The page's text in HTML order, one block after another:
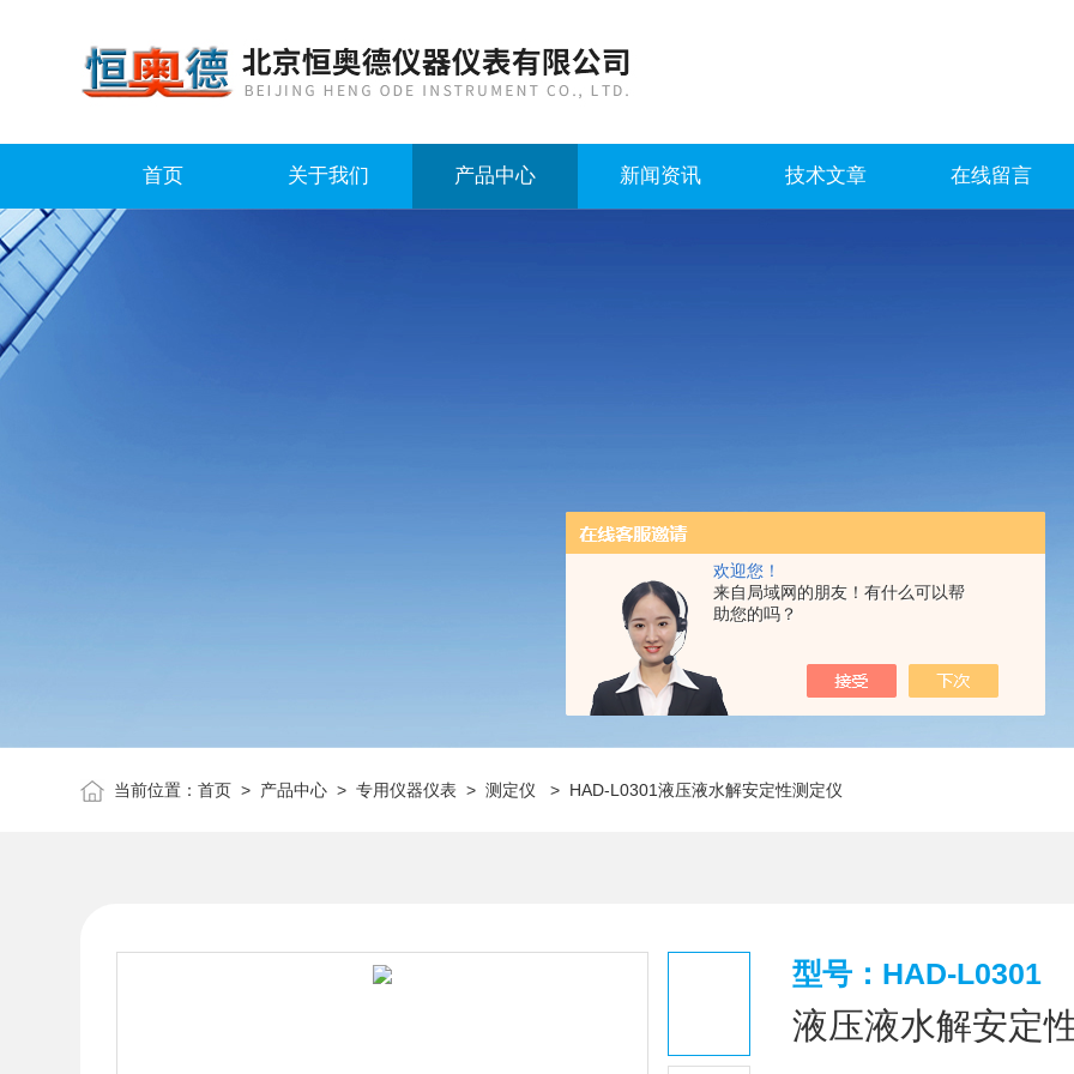
欢迎您！
来自局域网的朋友！有什么可以帮
助您的吗？
首页 关于我们 产品中心 新闻资讯 技术文章 在线留言
当前位置：首页 > 产品中心 >专用仪器仪表 >测定仪 > HAD-L0301液压液水解安定性测定仪
型号：HAD-L0301
液压液水解安定